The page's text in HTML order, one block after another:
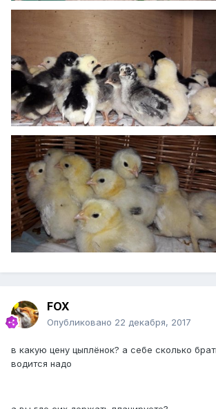
FOX
Опубликовано 22 декабря, 2017
в какую цену цыплёнок? а себе сколько
водится надо